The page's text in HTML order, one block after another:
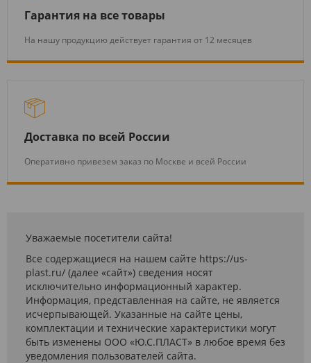
Гарантия на все товары
На нашу продукцию действует гарантия от 12 месяцев
Доставка по всей России
Оперативно привезем заказ по Москве и всей России
Уважаемые посетители сайта!
Все содержащиеся на нашем сайте https://us-
plast.ru/ (далее «сайт») сведения носят
исключительно информационный характер.
Информация, представленная на сайте, не является
исчерпывающей. Указанные на сайте цены,
комплектации и технические характеристики могут
быть изменены ООО «Ю.С.ПЛАСТ» в любое время без
уведомления пользователей сайта.